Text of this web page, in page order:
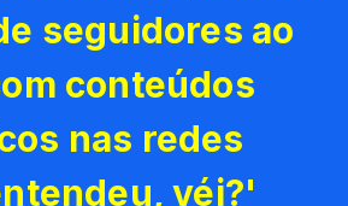
seguidores ao
conteúdos
nas redes
véi?'